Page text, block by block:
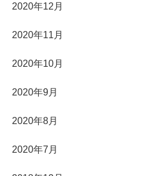
2020年12月
2020年11月
2020年10月
2020年9月
2020年8月
2020年7月